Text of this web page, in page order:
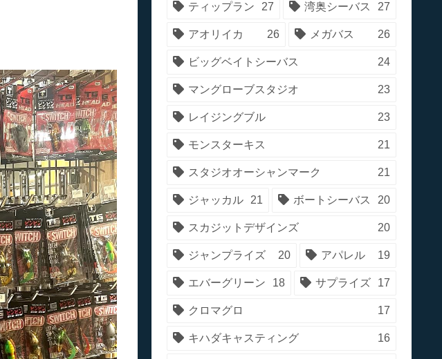
ティップラン 27 湾奥シーバス 27
アオリイカ 26 メガバス 26
ビッグベイトシーバス 24
マングローブスタジオ 23
レイジングブル 23
モンスターキス 21
スタジオオーシャンマーク 21
ジャッカル 21 ボートシーバス 20
スカジットデザインズ 20
ジャンプライズ 20 アパレル 19
エバーグリーン 18 サプライズ 17
クロマグロ 17
キハダキャスティング 16